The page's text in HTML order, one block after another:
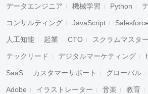
データエンジニア 機械学習 Python
コンサルティング JavaScript Salesforce
人工知能 起業 CTO スクラムマスター
テックリード デジタルマーケティング
SaaS カスタマーサポート グローバル
Adobe イラストレーター 音楽 教育